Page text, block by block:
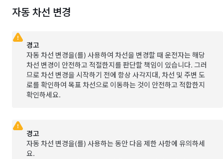
자동 차선 변경
경고
자동 차선 변경을(를) 사용하여 차선을 변경할 때 운전자는 해당
차선 변경이 안전하고 적절한지를 판단할 책임이 있습니다. 그러
므로 차선 변경을 시작하기 전에 항상 사각지대, 차선 및 주변 도
로를 확인하여 목표 차선으로 이동하는 것이 안전하고 적합한지
확인하세요.
경고
자동 차선 변경을(를) 사용하는 동안 다음 제한 사항에 유의하세
요.